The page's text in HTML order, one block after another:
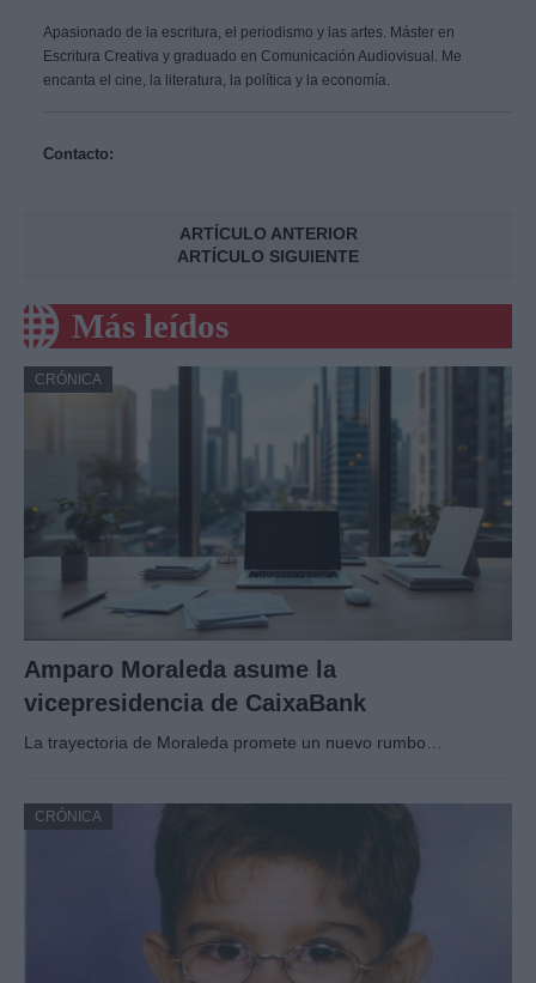
Apasionado de la escritura, el periodismo y las artes. Máster en
Escritura Creativa y graduado en Comunicación Audiovisual. Me
encanta el cine, la literatura, la política y la economía.
Contacto:
ARTÍCULO ANTERIOR
ARTÍCULO SIGUIENTE
Más leídos
CRÓNICA
Amparo Moraleda asume la
vicepresidencia de CaixaBank
La trayectoria de Moraleda promete un nuevo rumbo…
CRÓNICA